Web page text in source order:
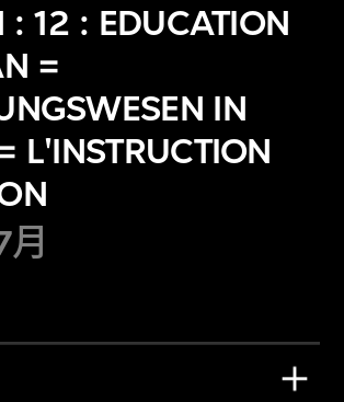
: 12 : EDUCATION
=
IN
L'INSTRUCTION